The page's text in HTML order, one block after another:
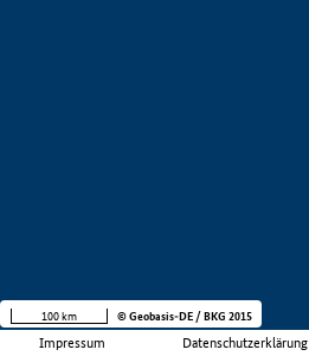
Impressum Datenschutzerklärung
100 km © Geobasis-DE / BKG 2015